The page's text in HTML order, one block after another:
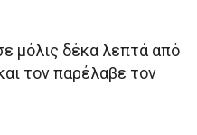
μόλις δέκα λεπτά από
τον παρέλαβε τον